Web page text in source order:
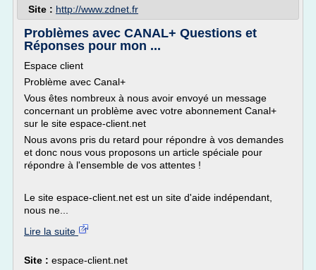
Site : http://www.zdnet.fr
Problèmes avec CANAL+ Questions et
Réponses pour mon ...
Espace client
Problème avec Canal+
Vous êtes nombreux à nous avoir envoyé un message
concernant un problème avec votre abonnement Canal+
sur le site espace-client.net
Nous avons pris du retard pour répondre à vos demandes
et donc nous vous proposons un article spéciale pour
répondre à l'ensemble de vos attentes !
Le site espace-client.net est un site d'aide indépendant,
nous ne...
Lire la suite
Site : espace-client.net